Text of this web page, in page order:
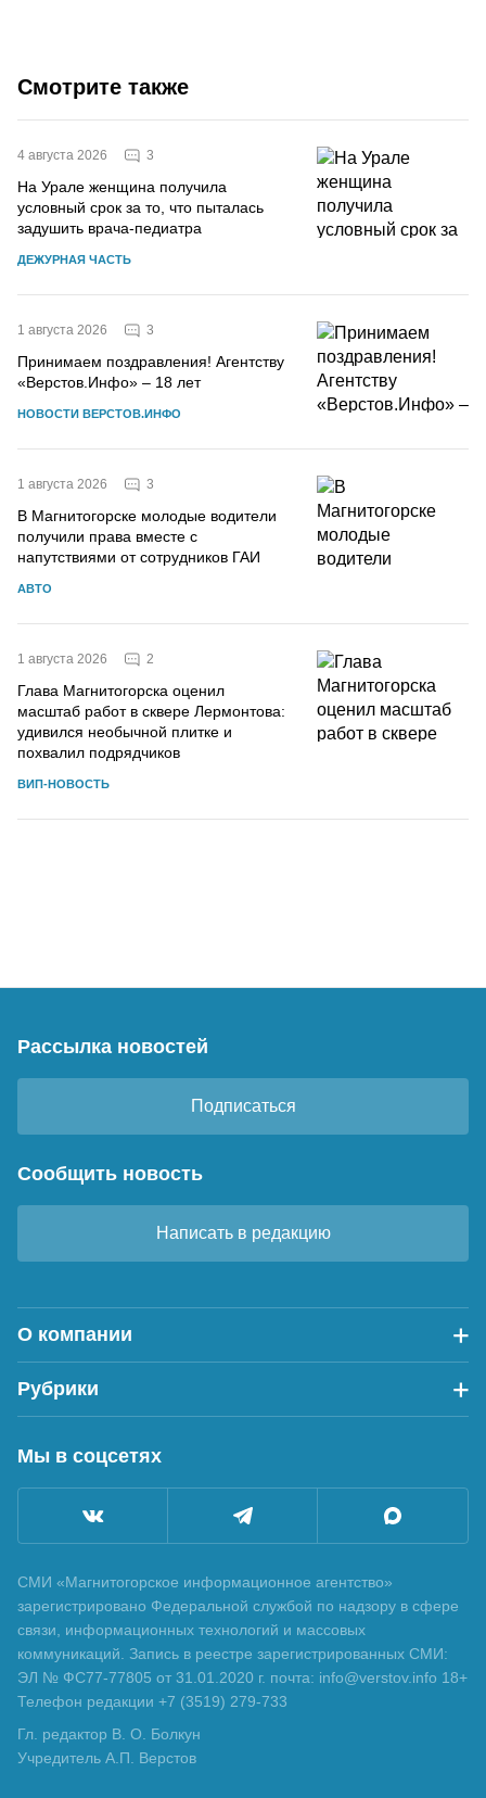
Смотрите также
4 августа 2026 3
На Урале женщина получила
условный срок за то, что пыталась
задушить врача-педиатра
ДЕЖУРНАЯ ЧАСТЬ
1 августа 2026 3
Принимаем поздравления! Агентству
«Верстов.Инфо» – 18 лет
НОВОСТИ ВЕРСТОВ.ИНФО
1 августа 2026 3
В Магнитогорске молодые водители
получили права вместе с
напутствиями от сотрудников ГАИ
АВТО
1 августа 2026 2
Глава Магнитогорска оценил
масштаб работ в сквере Лермонтова:
удивился необычной плитке и
похвалил подрядчиков
ВИП-НОВОСТЬ
Рассылка новостей
Подписаться
Сообщить новость
Написать в редакцию
О компании
Рубрики
Мы в соцсетях
СМИ «Магнитогорское информационное агентство»
зарегистрировано Федеральной службой по надзору в сфере
связи, информационных технологий и массовых
коммуникаций. Запись в реестре зарегистрированных СМИ:
ЭЛ № ФС77-77805 от 31.01.2020 г. почта: info@verstov.info 18+
Телефон редакции +7 (3519) 279-733
Гл. редактор В. О. Болкун
Учредитель А.П. Верстов